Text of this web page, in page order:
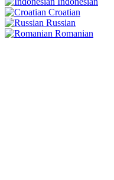
Croatian
Russian
Romanian